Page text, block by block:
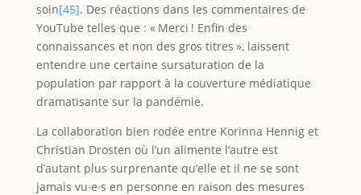
soin[45]. Des réactions dans les commentaires de
YouTube telles que : « Merci ! Enfin des
connaissances et non des gros titres », laissent
entendre une certaine sursaturation de la
population par rapport à la couverture médiatique
dramatisante sur la pandémie.
La collaboration bien rodée entre Korinna Hennig et
Christian Drosten où l’un alimente l’autre est
d’autant plus surprenante qu’elle et il ne se sont
jamais vu∙e∙s en personne en raison des mesures